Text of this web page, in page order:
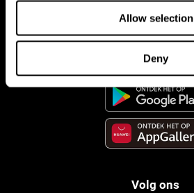
Allow selection
Deny
CogniFit App
Volg ons